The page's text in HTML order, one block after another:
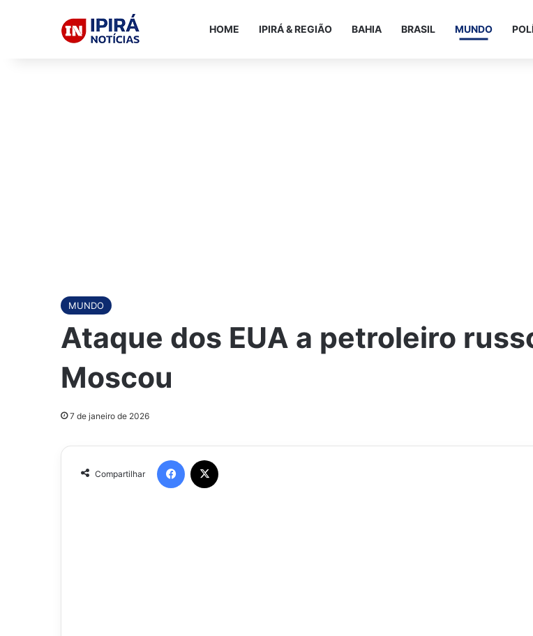
HOME IPIRÁ & REGIÃO BAHIA BRASIL MUNDO
MUNDO
Ataque dos EUA a petroleiro
Moscou
7 de janeiro de 2026
Compartilhar
Facebook